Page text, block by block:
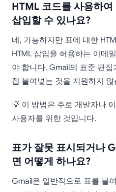
HTML 코드를 사용하
삽입할 수 있나요?
네, 가능하지만 표에 대한
HTML 삽입을 허용하는 이메
야 합니다. Gmail의 표준 편집
접 붙여넣는 것을 지원하지 않
💡 이 방법은 주로 개발자나
사용자를 위한 것입니다.
표가 잘못 표시되거나
면 어떻게 하나요?
Gmail은 일반적으로 표를 붙